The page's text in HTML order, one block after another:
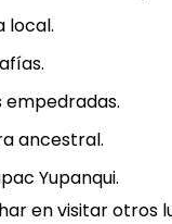
local.
ancestral.
Yupanqui.
en visitar otros